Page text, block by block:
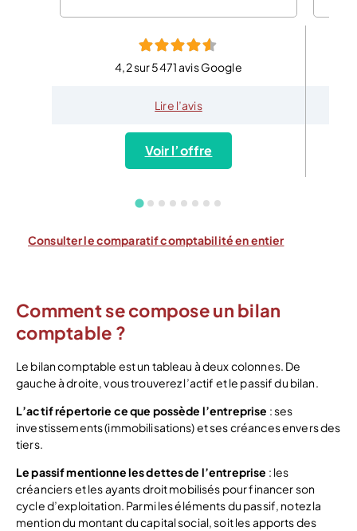
4,2 sur 5471 avis Google
Lire l’avis
Voir l’offre
Consulter le comparatif comptabilité en entier
Comment se compose un bilan
comptable ?
Le bilan comptable est un tableau à deux colonnes. De
gauche à droite, vous trouverez l’actif et le passif du bilan.
L’actif répertorie ce que possède l’entreprise : ses
investissements (immobilisations) et ses créances envers des
tiers.
Le passif mentionne les dettes de l’entreprise : les
créanciers et les ayants droit mobilisés pour financer son
cycle d’exploitation. Parmi les éléments du passif, notez la
mention du montant du capital social, soit les apports des